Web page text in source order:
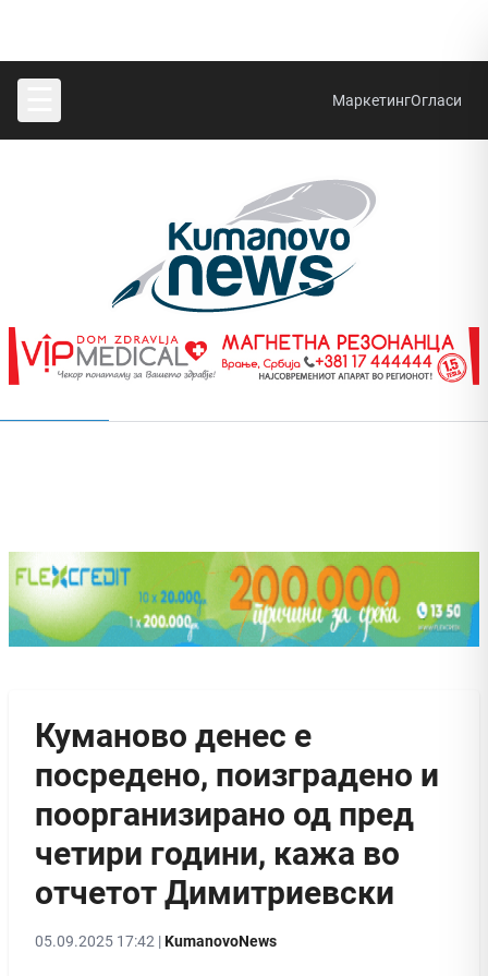
МаркетингОгласи
Куманово денес е
посредено, поизградено и
поорганизирано од пред
четири години, кажа во
отчетот Димитриевски
05.09.2025 17:42 |KumanovoNews